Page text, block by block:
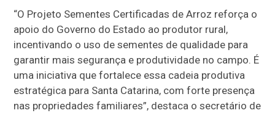
“O Projeto Sementes Certificadas de Arroz reforça o
apoio do Governo do Estado ao produtor rural,
incentivando o uso de sementes de qualidade para
garantir mais segurança e produtividade no campo. É
uma iniciativa que fortalece essa cadeia produtiva
estratégica para Santa Catarina, com forte presença
nas propriedades familiares”, destaca o secretário de